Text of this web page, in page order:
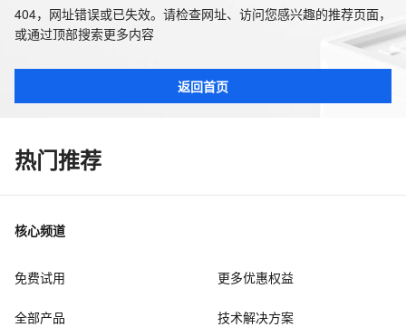
404，网址错误或已失效。请检查网址、访问您感兴趣的推荐页面，
或通过顶部搜索更多内容
返回首页
热门推荐
核心频道
免费试用 更多优惠权益
全部产品 技术解决方案